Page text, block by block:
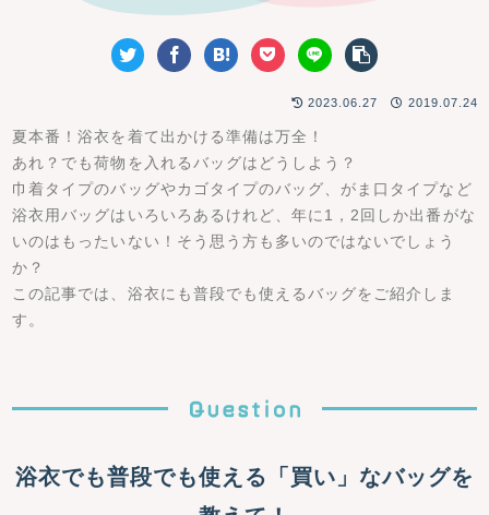
2023.06.27 2019.07.24
夏本番！浴衣を着て出かける準備は万全！
あれ？でも荷物を入れるバッグはどうしよう？
巾着タイプのバッグやカゴタイプのバッグ、がま口タイプなど
浴衣用バッグはいろいろあるけれど、年に1，2回しか出番がな
いのはもったいない！そう思う方も多いのではないでしょう
か？
この記事では、浴衣にも普段でも使えるバッグをご紹介しま
す。
浴衣でも普段でも使える「買い」なバッグを